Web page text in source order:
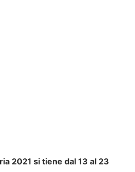
2021 si tiene dal 13 al 23